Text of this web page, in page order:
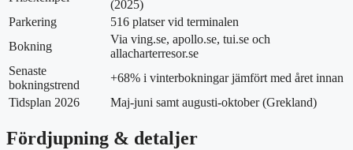
(2025)
Parkering
516 platser vid terminalen
Bokning
Via ving.se, apollo.se, tui.se och
allacharterresor.se
Senaste
bokningstrend
+68% i vinterbokningar jämfört med året innan
Tidsplan 2026
Maj-juni samt augusti-oktober (Grekland)
Fördjupning & detaljer